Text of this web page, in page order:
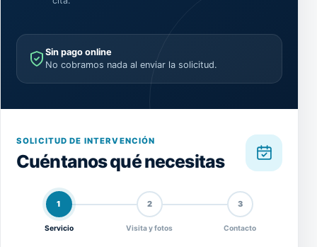
Sin pago online
No cobramos nada al enviar la solicitud.
SOLICITUD DE INTERVENCIÓN
Cuéntanos qué necesitas
1
Servicio
2
Visita y fotos
3
Contacto